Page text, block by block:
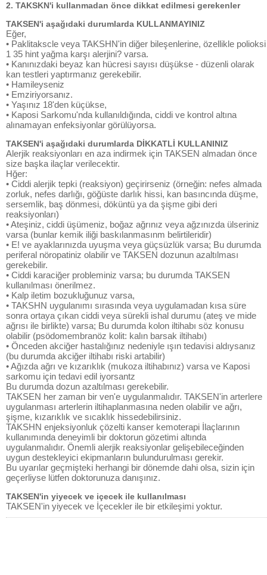
2. TAKSKN'i kullanmadan önce dikkat edilmesi gerekenler
TAKSEN'i aşağıdaki durumlarda KULLANMAYINIZ
Eğer,
• Paklitakscle veya TAKSHN'in diğer bileşenlerine, özellikle polioksi
1 35 hint yağma karşı alerjini? varsa.
• Kanınızdaki beyaz kan hücresi sayısı düşükse - düzenli olarak
kan testleri yaptırmanız gerekebilir.
• Hamileyseniz
• Emziriyorsanız.
• Yaşınız 18'den küçükse,
• Kaposi Sarkomu'nda kullanıldığında, ciddi ve kontrol altına
alınamayan enfeksiyonlar görülüyorsa.
TAKSEN'i aşağıdaki durumlarda DİKKATLİ KULLANINIZ
Alerjik reaksiyonları en aza indirmek için TAKSEN almadan önce
size başka ilaçlar verilecektir.
Hğer:
• Ciddi alerjik tepki (reaksiyon) geçirirseniz (örneğin: nefes almada
zorluk, nefes darlığı, göğüste darlık hissi, kan basıncında düşme,
sersemlik, baş dönmesi, döküntü ya da şişme gibi deri
reaksiyonları)
• Ateşiniz, ciddi üşümeniz, boğaz ağrınız veya ağzınızda ülseriniz
varsa (bunlar kemik iliği baskılanmasınm belirtileridir)
• E! ve ayaklarınızda uyuşma veya güçsüzlük varsa; Bu durumda
periferal nöropatiniz olabilir ve TAKSEN dozunun azaltılması
gerekebilir.
• Ciddi karaciğer probleminiz varsa; bu durumda TAKSEN
kullanılması önerilmez.
• Kalp iletim bozukluğunuz varsa,
• TAKSHN uygulanımı sırasında veya uygulamadan kısa süre
sonra ortaya çıkan ciddi veya sürekli ishal durumu (ateş ve mide
ağrısı ile birlikte) varsa; Bu durumda kolon iltihabı söz konusu
olabilir (psödomembranöz kolit: kalın barsak iltihabı)
• Önceden akciğer hastalığınız nedeniyle ışın tedavisi aldıysanız
(bu durumda akciğer iltihabı riski artabilir)
• Ağızda ağrı ve kızarıklık (mukoza iltihabınız) varsa ve Kaposi
sarkomu için tedavi edil iyorsantz
Bu durumda dozun azaltılması gerekebilir.
TAKSEN her zaman bir ven'e uygulanmalıdır. TAKSEN'in arterlere
uygulanması arterlerin iltihaplanmasına neden olabilir ve ağrı,
şişme, kızarıklık ve sıcaklık hissedebilirsiniz.
TAKSHN enjeksiyonluk çözelti kanser kemoterapi İlaçlarının
kullanımında deneyimli bir doktorun gözetimi altında
uygulanmalıdır. Önemli alerjik reaksiyonlar gelişebileceğinden
uygun destekleyici ekipmanların bulundurulması gerekir.
Bu uyarılar geçmişteki herhangi bir dönemde dahi olsa, sizin için
geçerliyse lütfen doktorunuza danışınız.
TAKSEN'in yiyecek ve içecek ile kullanılması
TAKSEN'in yiyecek ve İçecekler ile bir etkileşimi yoktur.